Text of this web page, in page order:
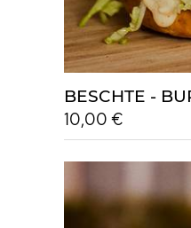
BESCHTE -
10,00 €